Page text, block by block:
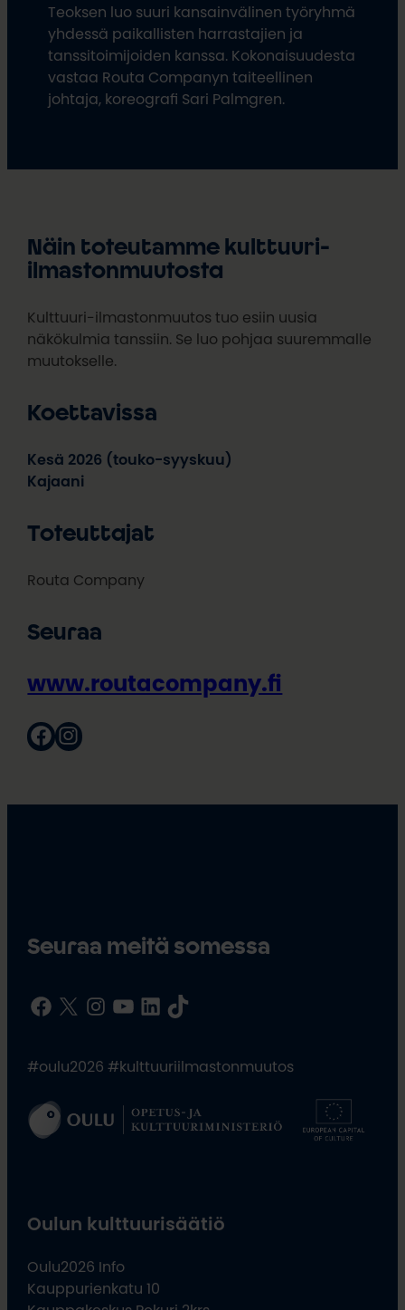
Teoksen luo suuri kansainvälinen työryhmä
yhdessä paikallisten harrastajien ja
tanssitoimijoiden kanssa. Kokonaisuudesta
vastaa Routa Companyn taiteellinen
johtaja, koreografi Sari Palmgren.
Näin toteutamme kulttuuri-
ilmastonmuutosta
Kulttuuri-ilmastonmuutos tuo esiin uusia
näkökulmia tanssiin. Se luo pohjaa suuremmalle
muutokselle.
Koettavissa
Kesä 2026 (touko-syyskuu)
Kajaani
Toteuttajat
Routa Company
Seuraa
www.routacompany.fi
Facebook Instagram
Seuraa meitä somessa
Facebook X InstagramYouTube LinkedIn TikTok
#oulu2026 #kulttuuriilmastonmuutos
Oulun kulttuurisäätiö
Oulu2026 Info
Kauppurienkatu 10